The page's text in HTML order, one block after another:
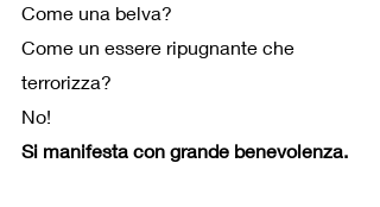
Come una belva?
Come un essere ripugnante che
terrorizza?
No!
Si manifesta con grande benevolenza.